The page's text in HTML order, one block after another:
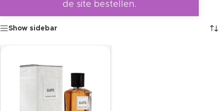
de site bestellen.
Show sidebar